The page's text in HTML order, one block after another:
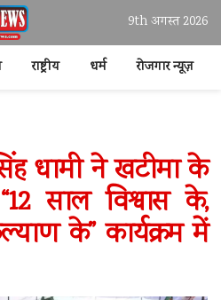
9th अगस्त 2026
राष्ट्रीय धर्म रोजगार न्यूज़
धामी ने खटीमा के
साल विश्वास के,
के” कार्यक्रम में